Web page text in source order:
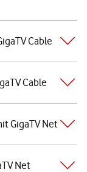
Cable
Cable
GigaTV Net
Net